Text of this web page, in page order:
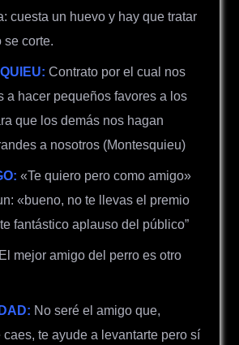
cuesta un huevo y hay que tratar
se corte.
Contrato por el cual nos
a hacer pequeños favores a los
que los demás nos hagan
a nosotros (Montesquieu)
«Te quiero pero como amigo»
«bueno, no te llevas el premio
fantástico aplauso del público”
El mejor amigo del perro es otro
No seré el amigo que,
caes, te ayude a levantarte pero sí